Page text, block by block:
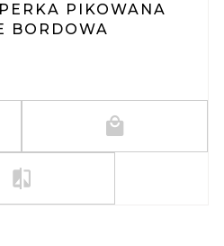
PIKOWANA
BORDOWA